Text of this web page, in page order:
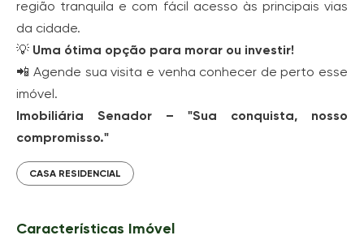
região tranquila e com fácil acesso às principais vias
da cidade.
💡 Uma ótima opção para morar ou investir!
📲 Agende sua visita e venha conhecer de perto esse
imóvel.
Imobiliária Senador – "Sua conquista, nosso
compromisso."
CASA RESIDENCIAL
Características Imóvel